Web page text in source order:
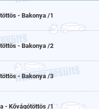
- Bakonya /1
- Bakonya /2
- Bakonya /3
- Kővágótöttös /1